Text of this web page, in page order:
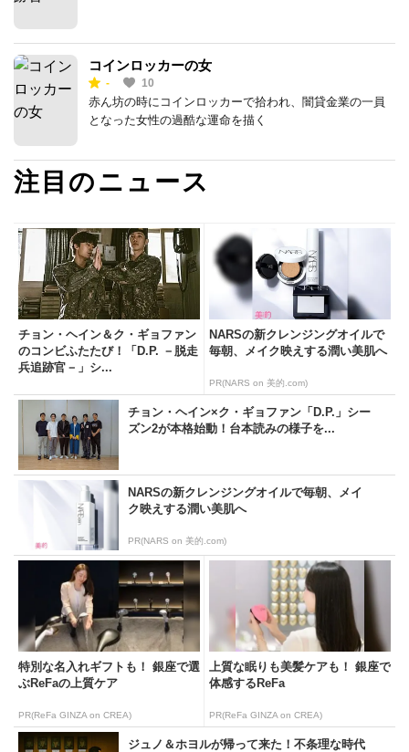
コインロッカーの女
- 10
赤ん坊の時にコインロッカーで拾われ、闇貸金業の一員
となった女性の過酷な運命を描く
注目のニュース
チョン・ヘイン＆ク・ギョファン
のコンビふたたび！「D.P. －脱走
兵追跡官－」シ...
NARSの新クレンジングオイルで
毎朝、メイク映えする潤い美肌へ
PR(NARS on 美的.com)
チョン・ヘイン×ク・ギョファン「D.P.」シー
ズン2が本格始動！台本読みの様子を...
NARSの新クレンジングオイルで毎朝、メイ
ク映えする潤い美肌へ
PR(NARS on 美的.com)
特別な名入れギフトも！ 銀座で選
ぶReFaの上質ケア
PR(ReFa GINZA on CREA)
上質な眠りも美髪ケアも！ 銀座で
体感するReFa
PR(ReFa GINZA on CREA)
ジュノ＆ホヨルが帰って来た！不条理な時代